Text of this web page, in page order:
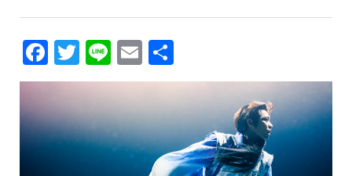
Facebook
Twitter
LineEmail
有